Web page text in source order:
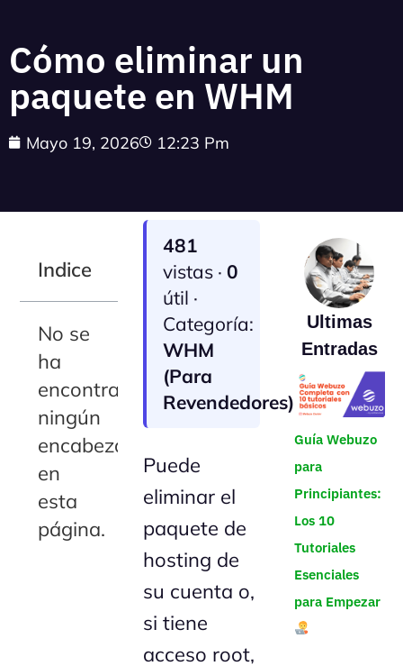
Cómo eliminar un
paquete en WHM
Mayo 19, 2026 12:23 Pm
Indice
No se
ha
encontrado
ningún
encabezado
en
esta
página.
481
vistas ·0
útil ·
Categoría:
WHM
(Para
Revendedores)
Puede
eliminar el
paquete de
hosting de
su cuenta o,
si tiene
acceso root,
Ultimas
Entradas
Guía Webuzo
para
Principiantes:
Los 10
Tutoriales
Esenciales
para Empezar